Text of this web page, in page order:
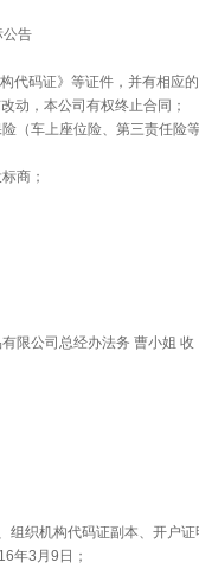
公告
代码证》等证件，并有相应的
动，本公司有权终止合同；
（车上座位险、第三责任险
商；
限公司总经办法务 曹小姐 收
组织机构代码证副本、开户
年3月9日；